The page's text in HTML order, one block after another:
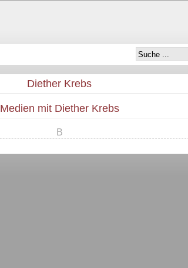
Diether Krebs
Medien mit Diether Krebs
B